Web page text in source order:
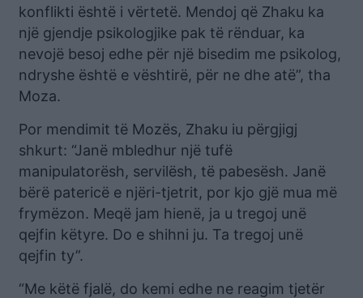
konflikti është i vërtetë. Mendoj që Zhaku ka
një gjendje psikologjike pak të rënduar, ka
nevojë besoj edhe për një bisedim me psikolog,
ndryshe është e vështirë, për ne dhe atë”, tha
Moza.
Por mendimit të Mozës, Zhaku iu përgjigj
shkurt: “Janë mbledhur një tufë
manipulatorësh, servilësh, të pabesësh. Janë
bërë patericë e njëri-tjetrit, por kjo gjë mua më
frymëzon. Meqë jam hienë, ja u tregoj unë
qejfin këtyre. Do e shihni ju. Ta tregoj unë
qejfin ty”.
“Me këtë fjalë, do kemi edhe ne reagim tjetër